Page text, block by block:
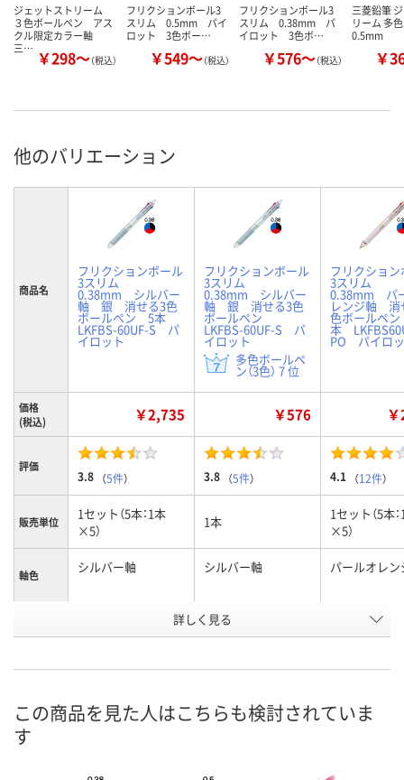
ジェットストリーム
３色ボールペン アス
クル限定カラー軸
三… ￥298～（税込）
フリクションボール3
スリム 0.5mm パイ
ロット 3色ボー…
￥549～（税込）
フリクションボール3
スリム 0.38mm パ
イロット 3色ボ…
￥576～（税込）
三菱鉛筆
リーム 多
0.5mm
￥
他のバリエーション
商品名
フリクションボール
3スリム
0.38mm シルバー
軸 銀 消せる3色
ボールペン 5本
LKFBS-60UF-S パ
イロット
フリクションボール
3スリム
0.38mm シルバー
軸 銀 消せる3色
ボールペン
LKFBS-60UF-S パ
イロット
多色ボールペ
ン（3色） 7 位
フリクショ
3スリム
0.38mm パ
レンジ軸 消
色ボールペ
本
PO パイロ
価格
(税込)
￥2,735 ￥576
評価
3.8 （5件） 3.8 （5件） 4.1 （12件）
販売単位
1セット（5本：1本
×5）
1本
1セット（5本
×5）
軸色 シルバー軸 シルバー軸 パールオレン
P213904 P238052
8月7日（金）
詳しく見る
この商品を見た人はこちらも検討されていま
す